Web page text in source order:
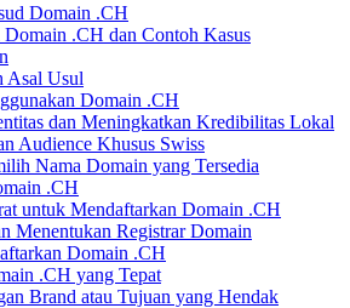
Domain .CH
Domain .CH dan Contoh Kasus
Asal Usul
Domain .CH
dan Meningkatkan Kredibilitas Lokal
Audience Khusus Swiss
Nama Domain yang Tersedia
.CH
untuk Mendaftarkan Domain .CH
Menentukan Registrar Domain
Domain .CH
.CH yang Tepat
Brand atau Tujuan yang Hendak